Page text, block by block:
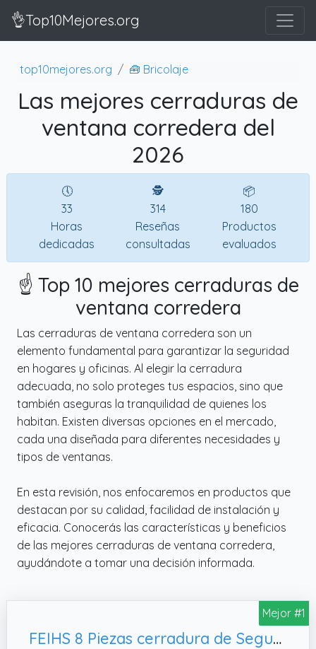
👌Top10Mejores.org
top10mejores.org 🧰 Bricolaje
Las mejores cerraduras de
ventana corredera del
2026
🕔
33
Horas
dedicadas
🕵
314
Reseñas
consultadas
📦
180
Productos
evaluados
☝️ Top 10 mejores cerraduras de
ventana corredera
Las cerraduras de ventana corredera son un
elemento fundamental para garantizar la seguridad
en hogares y oficinas. Al elegir la cerradura
adecuada, no solo proteges tus espacios, sino que
también aseguras la tranquilidad de quienes los
habitan. Existen diversas opciones en el mercado,
cada una diseñada para diferentes necesidades y
tipos de ventanas.
En esta revisión, nos enfocaremos en productos que
destacan por su calidad, facilidad de instalación y
eficacia. Conocerás las características y beneficios
de las mejores cerraduras de ventana corredera,
ayudándote a tomar una decisión informada.
Mejor #1
FEIHS 8 Piezas cerradura de Seguridad Ventanas Ajustable